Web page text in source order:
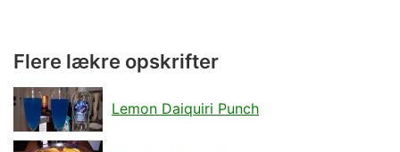
Flere lækre opskrifter
Lemon Daiquiri Punch